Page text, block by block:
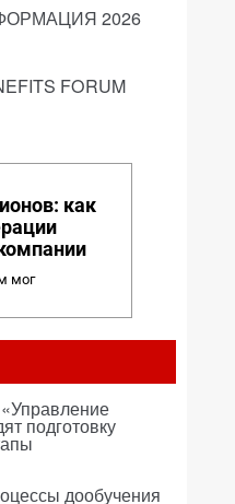
2026
FORUM
как
мог
подготовку
дообучения